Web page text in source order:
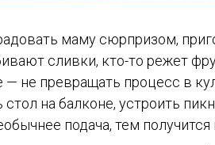
маму сюрпризом,
сливки, кто-то режет
не превращать процесс в
на балконе, устроить
подача, тем получится